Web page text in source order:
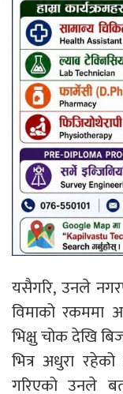
यसैगरि, उनले
विमाको रकममा
भिक्षु चोक देखि
भित्र अधुरा
गरिएको उनले